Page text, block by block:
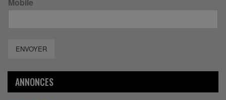
Mobile
ENVOYER
ANNONCES